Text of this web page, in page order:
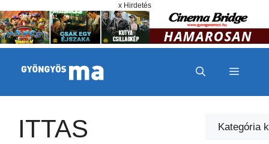
x Hirdetés
MENÜ
ITTAS
Kategóriák